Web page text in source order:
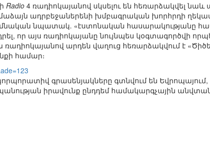
Radio 4 ռադիոկայանով սկսելու են հեռարձակվել
ադրբեջաներենի խմբագրական խորհրդի
նպատակ. «էստոնական հասարակությանը
որ այս ռադիոկայանը նույնպես կօգտագործվի
ռադիոկայանով արդեն վաղուց հեռարձակվում է
համար։
գրասենյակները գտնվում են Եվրոպայում,
իրավունք ընդդեմ համակարգչային